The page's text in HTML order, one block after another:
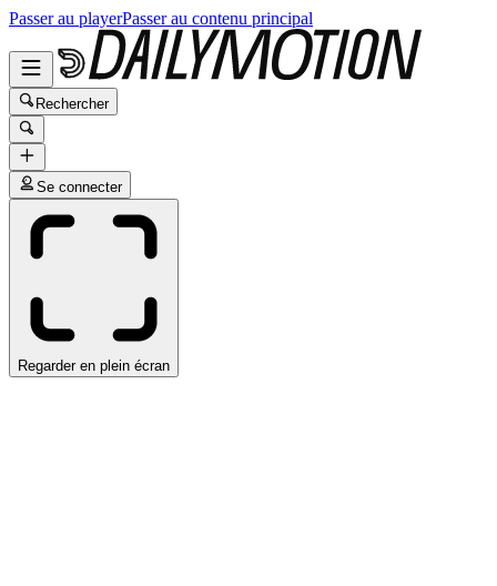
Passer au playerPasser au contenu principal
Rechercher
Se connecter
Regarder en plein écran